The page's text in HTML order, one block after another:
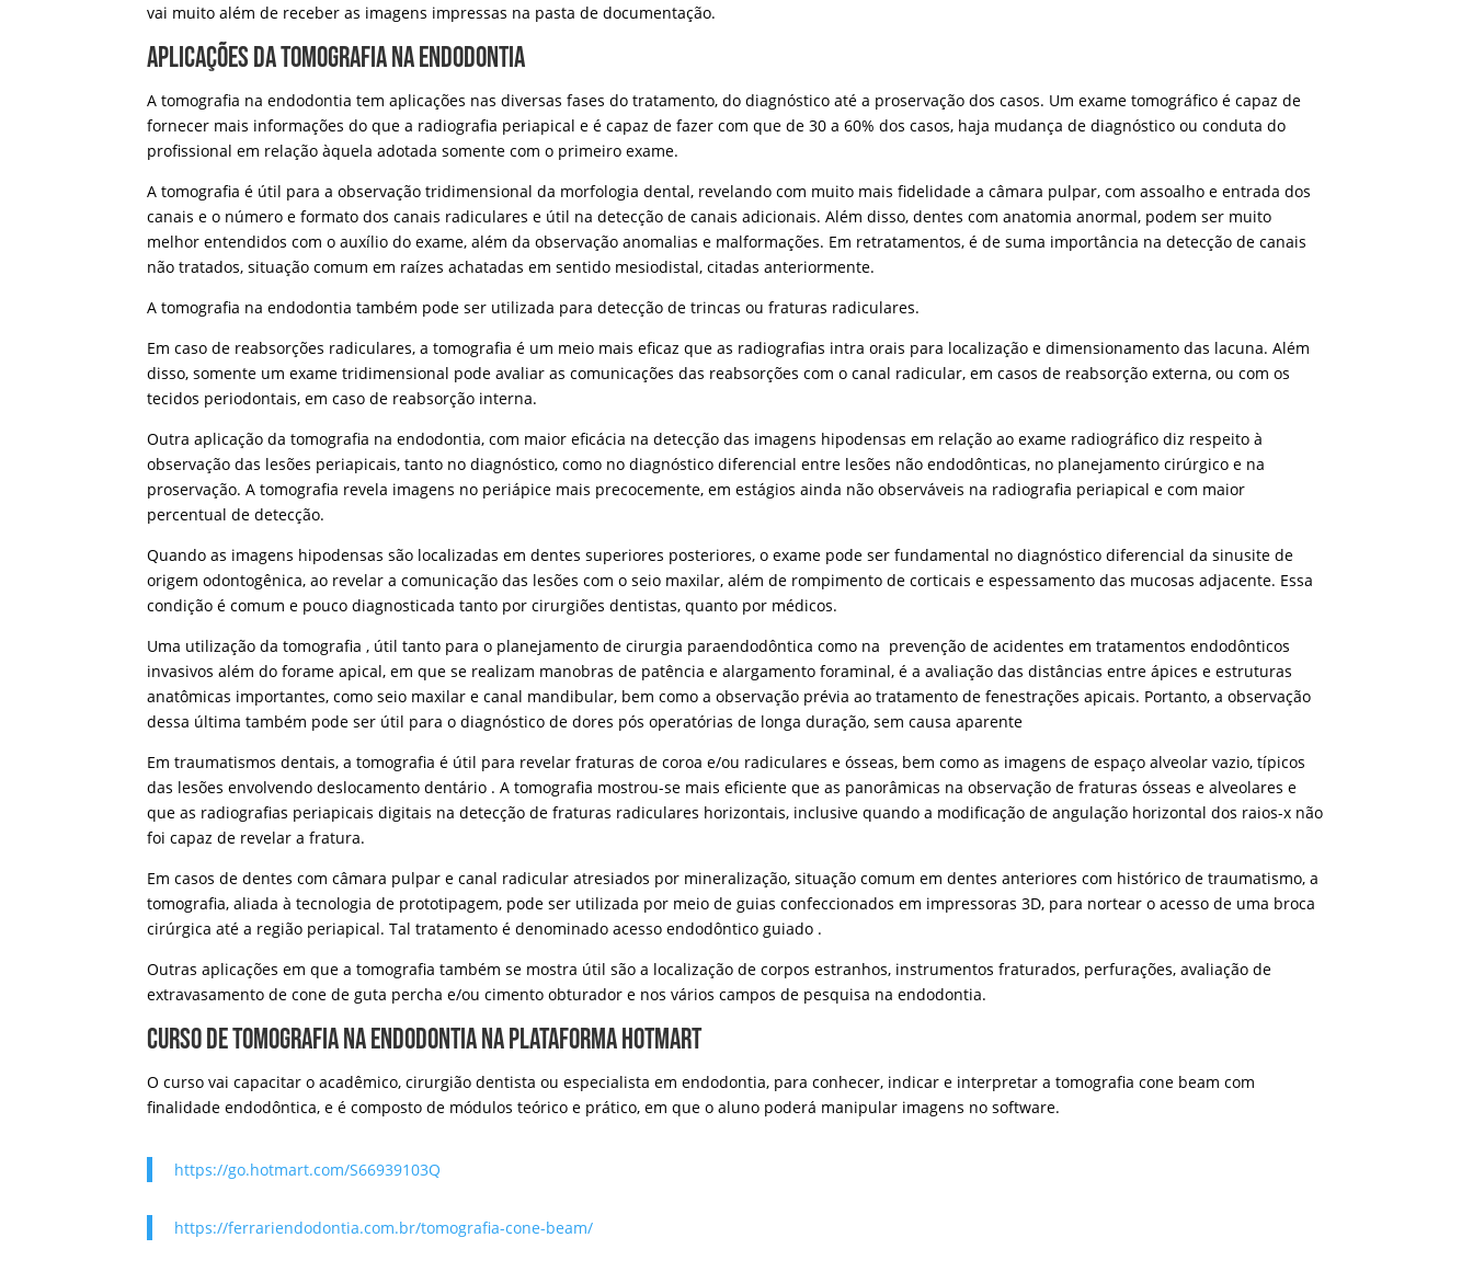
vai muito além de receber as imagens impressas na pasta de documentação.
Aplicações da tomografia na endodontia
A tomografia na endodontia tem aplicações nas diversas fases do tratamento, do diagnóstico até a proservação dos casos. Um exame tomográfico é capaz de
fornecer mais informações do que a radiografia periapical e é capaz de fazer com que de 30 a 60% dos casos, haja mudança de diagnóstico ou conduta do
profissional em relação àquela adotada somente com o primeiro exame.
A tomografia é útil para a observação tridimensional da morfologia dental, revelando com muito mais fidelidade a câmara pulpar, com assoalho e entrada dos
canais e o número e formato dos canais radiculares e útil na detecção de canais adicionais. Além disso, dentes com anatomia anormal, podem ser muito
melhor entendidos com o auxílio do exame, além da observação anomalias e malformações. Em retratamentos, é de suma importância na detecção de canais
não tratados, situação comum em raízes achatadas em sentido mesiodistal, citadas anteriormente.
A tomografia na endodontia também pode ser utilizada para detecção de trincas ou fraturas radiculares.
Em caso de reabsorções radiculares, a tomografia é um meio mais eficaz que as radiografias intra orais para localização e dimensionamento das lacuna. Além
disso, somente um exame tridimensional pode avaliar as comunicações das reabsorções com o canal radicular, em casos de reabsorção externa, ou com os
tecidos periodontais, em caso de reabsorção interna.
Outra aplicação da tomografia na endodontia, com maior eficácia na detecção das imagens hipodensas em relação ao exame radiográfico diz respeito à
observação das lesões periapicais, tanto no diagnóstico, como no diagnóstico diferencial entre lesões não endodônticas, no planejamento cirúrgico e na
proservação. A tomografia revela imagens no periápice mais precocemente, em estágios ainda não observáveis na radiografia periapical e com maior
percentual de detecção.
Quando as imagens hipodensas são localizadas em dentes superiores posteriores, o exame pode ser fundamental no diagnóstico diferencial da sinusite de
origem odontogênica, ao revelar a comunicação das lesões com o seio maxilar, além de rompimento de corticais e espessamento das mucosas adjacente. Essa
condição é comum e pouco diagnosticada tanto por cirurgiões dentistas, quanto por médicos.
Uma utilização da tomografia , útil tanto para o planejamento de cirurgia paraendodôntica como na prevenção de acidentes em tratamentos endodônticos
invasivos além do forame apical, em que se realizam manobras de patência e alargamento foraminal, é a avaliação das distâncias entre ápices e estruturas
anatômicas importantes, como seio maxilar e canal mandibular, bem como a observação prévia ao tratamento de fenestrações apicais. Portanto, a observação
dessa última também pode ser útil para o diagnóstico de dores pós operatórias de longa duração, sem causa aparente
Em traumatismos dentais, a tomografia é útil para revelar fraturas de coroa e/ou radiculares e ósseas, bem como as imagens de espaço alveolar vazio, típicos
das lesões envolvendo deslocamento dentário . A tomografia mostrou-se mais eficiente que as panorâmicas na observação de fraturas ósseas e alveolares e
que as radiografias periapicais digitais na detecção de fraturas radiculares horizontais, inclusive quando a modificação de angulação horizontal dos raios-x não
foi capaz de revelar a fratura.
Em casos de dentes com câmara pulpar e canal radicular atresiados por mineralização, situação comum em dentes anteriores com histórico de traumatismo, a
tomografia, aliada à tecnologia de prototipagem, pode ser utilizada por meio de guias confeccionados em impressoras 3D, para nortear o acesso de uma broca
cirúrgica até a região periapical. Tal tratamento é denominado acesso endodôntico guiado .
Outras aplicações em que a tomografia também se mostra útil são a localização de corpos estranhos, instrumentos fraturados, perfurações, avaliação de
extravasamento de cone de guta percha e/ou cimento obturador e nos vários campos de pesquisa na endodontia.
curso de tomografia na endodontia na plataforma hotmart
O curso vai capacitar o acadêmico, cirurgião dentista ou especialista em endodontia, para conhecer, indicar e interpretar a tomografia cone beam com
finalidade endodôntica, e é composto de módulos teórico e prático, em que o aluno poderá manipular imagens no software.
https://go.hotmart.com/S66939103Q
https://ferrariendodontia.com.br/tomografia-cone-beam/